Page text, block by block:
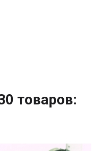
товаров: